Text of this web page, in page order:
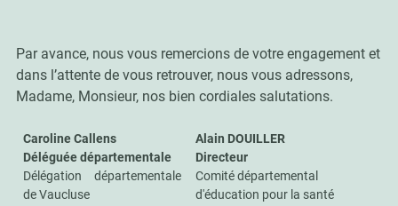
Par avance, nous vous remercions de votre engagement et
dans l’attente de vous retrouver, nous vous adressons,
Madame, Monsieur, nos bien cordiales salutations.
Caroline Callens
Déléguée départementale
Délégation départementale
de Vaucluse
Alain DOUILLER
Directeur
Comité départemental
d'éducation pour la santé